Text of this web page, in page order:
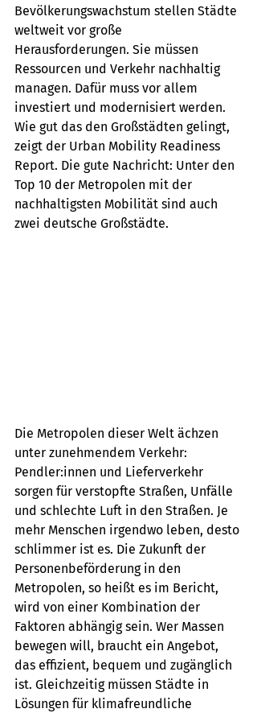
Bevölkerungswachstum stellen Städte
weltweit vor große
Herausforderungen. Sie müssen
Ressourcen und Verkehr nachhaltig
managen. Dafür muss vor allem
investiert und modernisiert werden.
Wie gut das den Großstädten gelingt,
zeigt der Urban Mobility Readiness
Report. Die gute Nachricht: Unter den
Top 10 der Metropolen mit der
nachhaltigsten Mobilität sind auch
zwei deutsche Großstädte.
Die Metropolen dieser Welt ächzen
unter zunehmendem Verkehr:
Pendler:innen und Lieferverkehr
sorgen für verstopfte Straßen, Unfälle
und schlechte Luft in den Straßen. Je
mehr Menschen irgendwo leben, desto
schlimmer ist es. Die Zukunft der
Personenbeförderung in den
Metropolen, so heißt es im Bericht,
wird von einer Kombination der
Faktoren abhängig sein. Wer Massen
bewegen will, braucht ein Angebot,
das effizient, bequem und zugänglich
ist. Gleichzeitig müssen Städte in
Lösungen für klimafreundliche